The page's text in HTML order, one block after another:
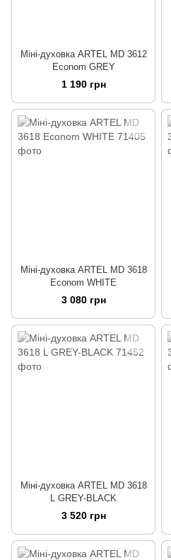
Міні-духовка ARTEL MD 3612
Econom GREY
1 190 грн
Міні-духовка ARTEL MD 3618
Econom WHITE
3 080 грн
Міні-духовка ARTEL MD 3618
L GREY-BLACK
3 520 грн